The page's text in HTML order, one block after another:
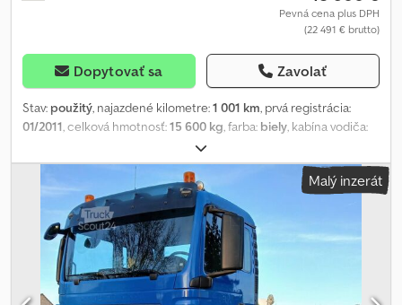
Pevná cena plus DPH
(22 491 € brutto)
Dopytovať sa Zavolať
Stav: použitý, najazdené kilometre:1 001 km, prvá registrácia:
01/2011, celková hmotnosť:15 600 kg, farba: biely, kabína vodiča:
, objem nakladacieho priestoru:
ložného priestoru:4 900 mm, šírka ložného priestoru:2 380 mm,
výška ložného priestoru:800 mm, Rok výroby:
, Miesto vozidla:
Bovenden, oceľová nadstavba, bočný system Bordmatik na ľavej
strane, upevňovacie oká. Nadstavba: trojstranný sklápací systém
Meiller typ D316 BM s Bordmatik na ľavej strane, demontovaný z
vozidla Iveco Trakker AD260T45W 6x6 s rázvorom 3500 mm.
Hydraulické prípojky pre sklápací príves vzadu. Údaje o
príslušenstve bez záruky, zmeny, predaj počas ponuky a chyby
Malý inzerát